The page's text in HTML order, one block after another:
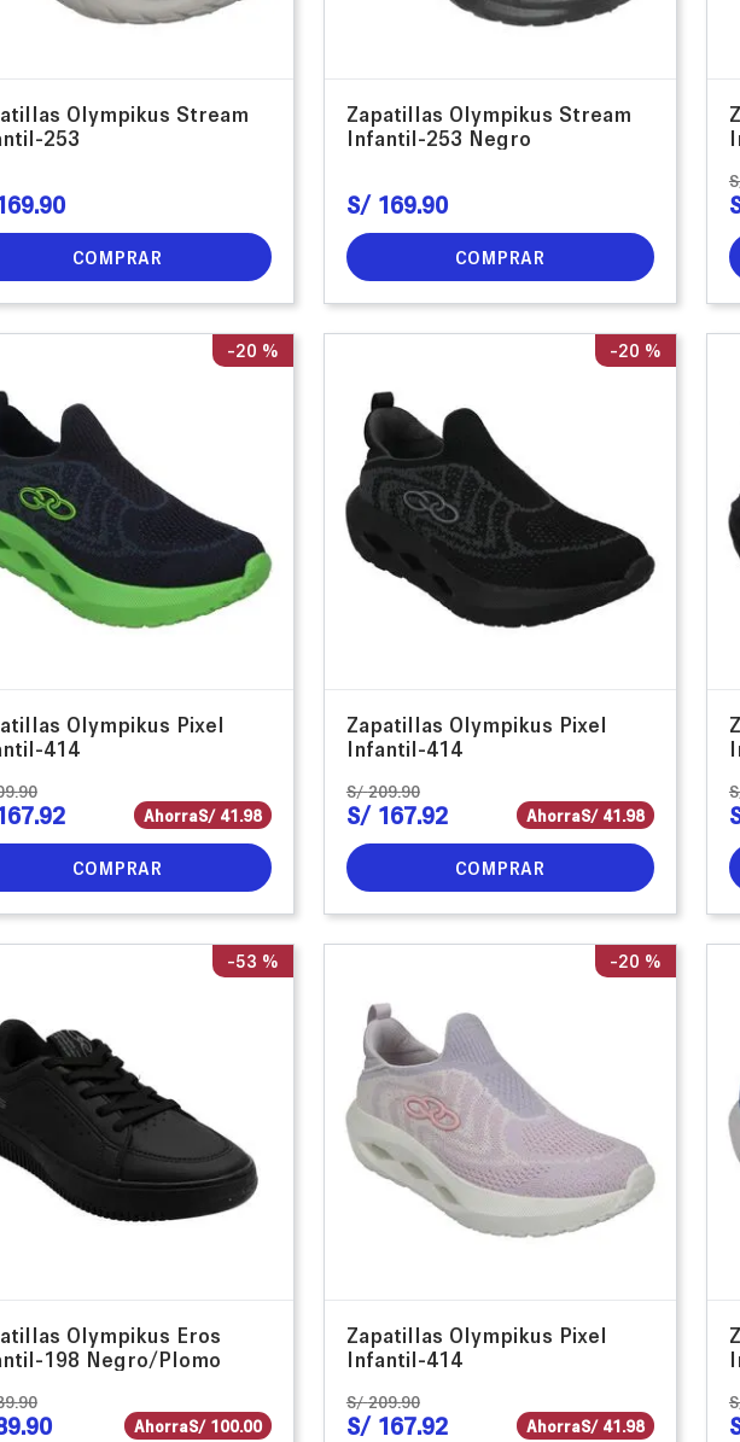
Olympikus Stream
253
.90
COMPRAR
Zapatillas Olympikus Stream
Infantil-253 Negro
S/ 169.90
COMPRAR
-20 %
Olympikus Pixel
414
.90
.92 AhorraS/ 41.98
COMPRAR
-20 %
Zapatillas Olympikus Pixel
Infantil-414
S/ 209.90
S/ 167.92 AhorraS/ 41.98
COMPRAR
-53 %
Olympikus Eros
198 Negro/Plomo
.90
.90 AhorraS/ 100.00
-20 %
Zapatillas Olympikus Pixel
Infantil-414
S/ 209.90
S/ 167.92 AhorraS/ 41.98